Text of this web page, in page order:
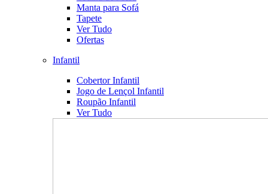
Manta para Sofá
Tapete
Ver Tudo
Ofertas
Infantil
Cobertor Infantil
Jogo de Lençol Infantil
Roupão Infantil
Ver Tudo